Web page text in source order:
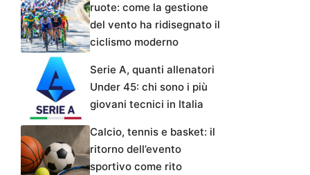
ruote: come la gestione
del vento ha ridisegnato il
ciclismo moderno
Serie A, quanti allenatori
Under 45: chi sono i più
giovani tecnici in Italia
Calcio, tennis e basket: il
ritorno dell’evento
sportivo come rito